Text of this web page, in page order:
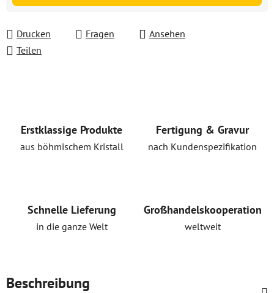
Drucken Fragen
Ansehen
Teilen
Erstklassige Produkte
aus böhmischem Kristall
Fertigung & Gravur
nach Kundenspezifikation
Schnelle Lieferung
in die ganze Welt
Großhandelskooperation
weltweit
Beschreibung